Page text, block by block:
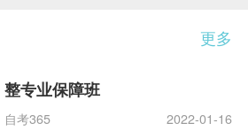
更多
整专业保障班
自考365 2022-01-16